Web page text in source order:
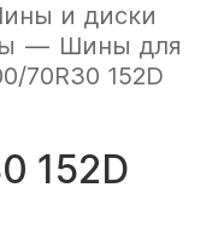
и диски
— Шины для
70R30 152D
152D